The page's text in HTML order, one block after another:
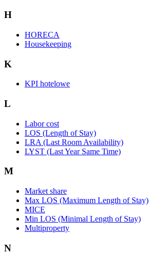
H
HORECA
Housekeeping
K
KPI hotelowe
L
Labor cost
LOS (Length of Stay)
LRA (Last Room Availability)
LYST (Last Year Same Time)
M
Market share
Max LOS (Maximum Length of Stay)
MICE
Min LOS (Minimal Length of Stay)
Multiproperty
N